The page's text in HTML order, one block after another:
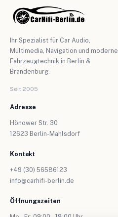
Ihr Spezialist für Car Audio,
Multimedia, Navigation und moderne
Fahrzeugtechnik in Berlin &
Brandenburg.
Seit 2005
Adresse
Hönower Str. 30
12623 Berlin-Mahlsdorf
Kontakt
+49 (30) 56586123
info@carhifi-berlin.de
Öffnungszeiten